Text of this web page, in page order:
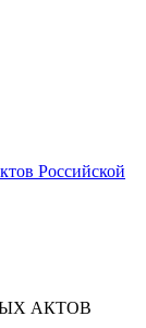
Российской
АКТОВ